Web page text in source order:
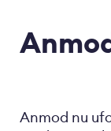
Anmod nu